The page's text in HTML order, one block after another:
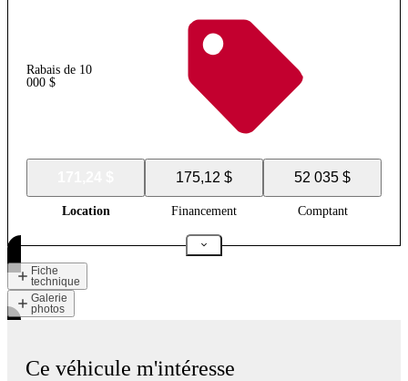
Rabais de 10
000 $
175,12 $ 52 035 $
Location Financement Comptant
Fiche
technique
Galerie
photos
Ce véhicule m'intéresse